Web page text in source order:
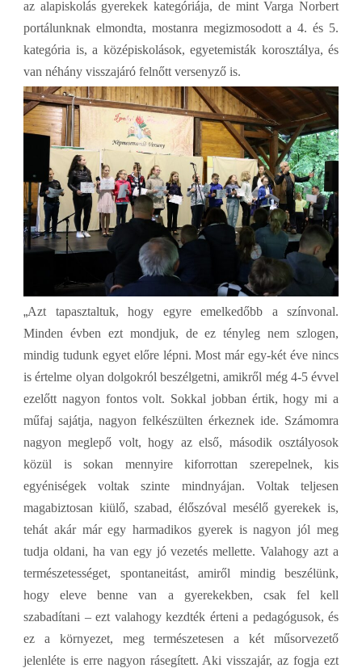
az alapiskolás gyerekek kategóriája, de mint Varga Norbert
portálunknak elmondta, mostanra megizmosodott a 4. és 5.
kategória is, a középiskolások, egyetemisták korosztálya, és
van néhány visszajáró felnőtt versenyző is.
„Azt tapasztaltuk, hogy egyre emelkedőbb a színvonal.
Minden évben ezt mondjuk, de ez tényleg nem szlogen,
mindig tudunk egyet előre lépni. Most már egy-két éve nincs
is értelme olyan dolgokról beszélgetni, amikről még 4-5 évvel
ezelőtt nagyon fontos volt. Sokkal jobban értik, hogy mi a
műfaj sajátja, nagyon felkészülten érkeznek ide. Számomra
nagyon meglepő volt, hogy az első, második osztályosok
közül is sokan mennyire kiforrottan szerepelnek, kis
egyéniségek voltak szinte mindnyájan. Voltak teljesen
magabiztosan kiülő, szabad, élőszóval mesélő gyerekek is,
tehát akár már egy harmadikos gyerek is nagyon jól meg
tudja oldani, ha van egy jó vezetés mellette. Valahogy azt a
természetességet, spontaneitást, amiről mindig beszélünk,
hogy eleve benne van a gyerekekben, csak fel kell
szabadítani – ezt valahogy kezdték érteni a pedagógusok, és
ez a környezet, meg természetesen a két műsorvezető
jelenléte is erre nagyon rásegített. Aki visszajár, az fogja ezt